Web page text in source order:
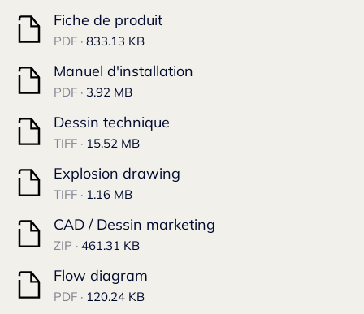
Fiche de produit
PDF · 833.13 KB
Manuel d'installation
PDF · 3.92 MB
Dessin technique
TIFF · 15.52 MB
Explosion drawing
TIFF · 1.16 MB
CAD / Dessin marketing
ZIP · 461.31 KB
Flow diagram
PDF · 120.24 KB